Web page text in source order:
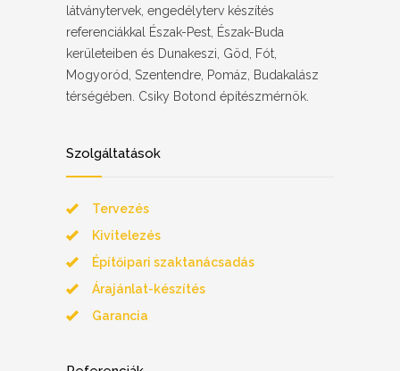
látványtervek, engedélyterv készítés
referenciákkal Észak-Pest, Észak-Buda
kerületeiben és Dunakeszi, Göd, Fót,
Mogyoród, Szentendre, Pomáz, Budakalász
térségében. Csiky Botond építészmérnök.
Szolgáltatások
Tervezés
Kivitelezés
Építőipari szaktanácsadás
Árajánlat-készítés
Garancia